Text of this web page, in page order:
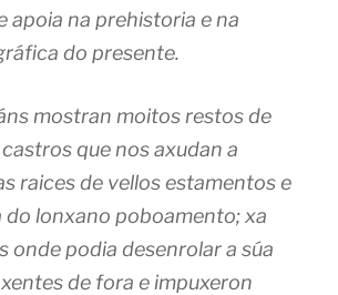
apoia na prehistoria e na
do presente.
mostran moitos restos de
que nos axudan a
raices de vellos estamentos e
lonxano poboamento; xa
onde podia desenrolar a súa
de fora e impuxeron